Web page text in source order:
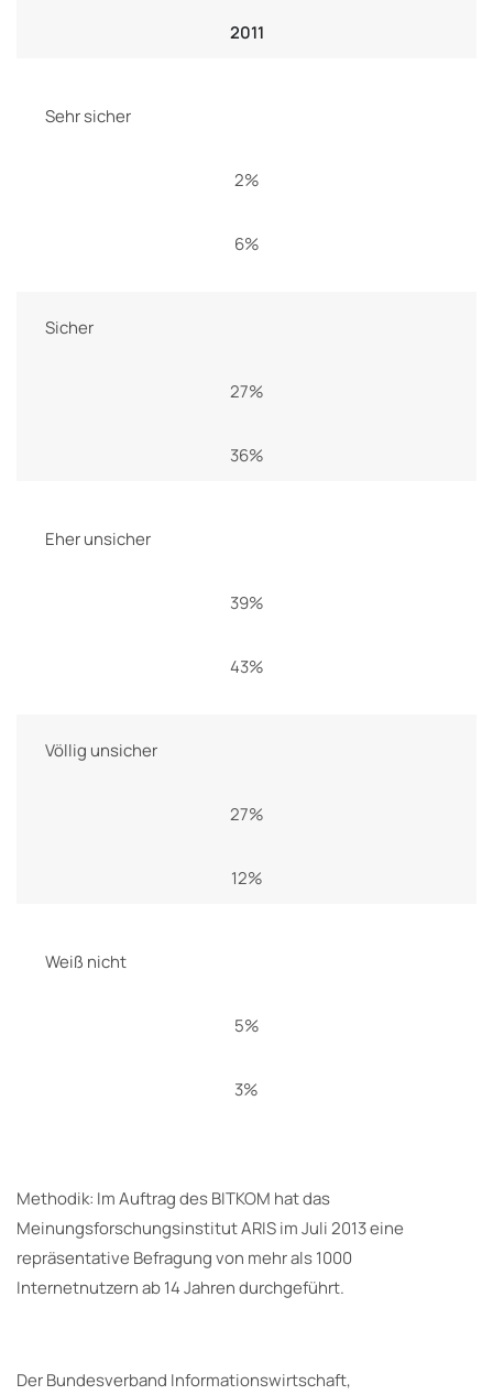
2011
Sehr sicher
2%
6%
Sicher
27%
36%
Eher unsicher
39%
43%
Völlig unsicher
27%
12%
Weiß nicht
5%
3%
Methodik: Im Auftrag des BITKOM hat das
Meinungsforschungsinstitut ARIS im Juli 2013 eine
repräsentative Befragung von mehr als 1000
Internetnutzern ab 14 Jahren durchgeführt.
Der Bundesverband Informationswirtschaft,